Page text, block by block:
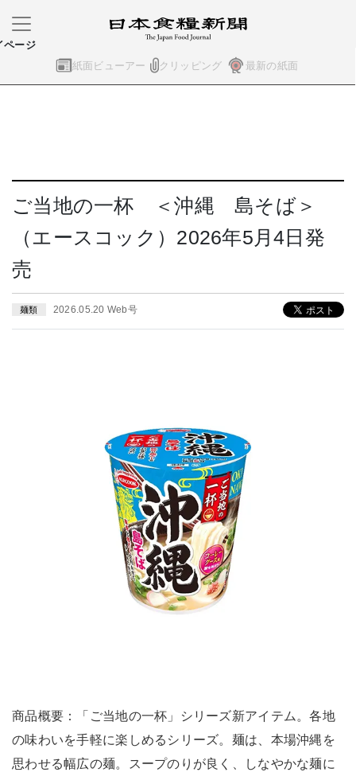
紙面ビューアー クリッピング 最新の紙面
ページ
ご当地の一杯 ＜沖縄 島そば＞
（エースコック）2026年5月4日発
売
麺類 2026.05.20 Web号
商品概要：「ご当地の一杯」シリーズ新アイテム。各地
の味わいを手軽に楽しめるシリーズ。麺は、本場沖縄を
思わせる幅広の麺。スープのりが良く、しなやかな麺に